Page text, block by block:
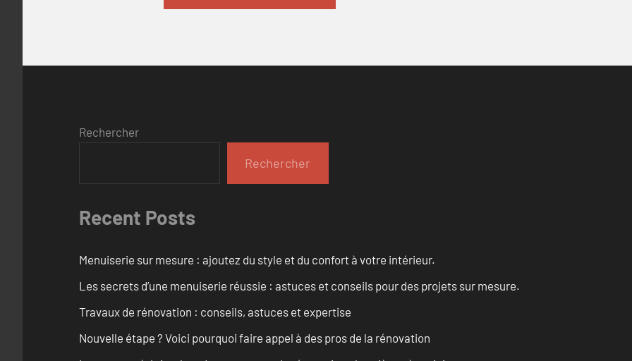
Rechercher
Rechercher
Recent Posts
Menuiserie sur mesure : ajoutez du style et du confort à votre intérieur.
Les secrets d’une menuiserie réussie : astuces et conseils pour des projets sur mesure.
Travaux de rénovation : conseils, astuces et expertise
Nouvelle étape ? Voici pourquoi faire appel à des pros de la rénovation